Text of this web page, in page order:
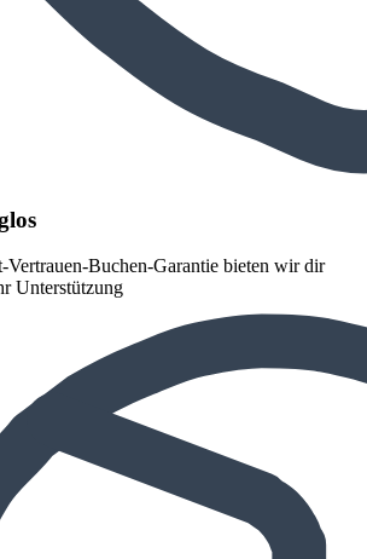
Buchen-Garantie bieten wir dir
Unterstützung